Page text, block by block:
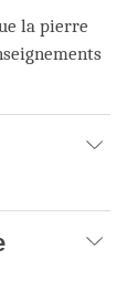
la pierre